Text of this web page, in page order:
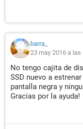
barra_
23 may 2016 a las
No tengo cajita de
SSD nuevo a
pantalla negra y
Gracias por la ayuda!